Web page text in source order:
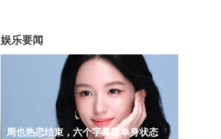
娱乐要闻
周也热恋结束，六个字暴露单身状态